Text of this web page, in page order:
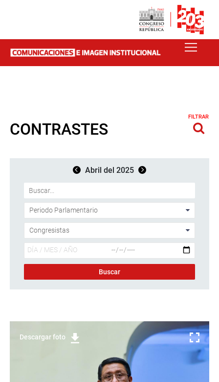
CONTRASTES
FILTRAR
Abril del 2025
Descargar foto